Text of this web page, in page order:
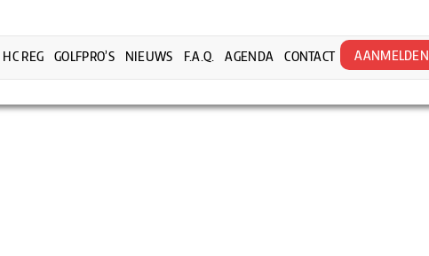
HC REG GOLFPRO’S NIEUWS F.A.Q. AGENDA CONTACT AANMELDEN